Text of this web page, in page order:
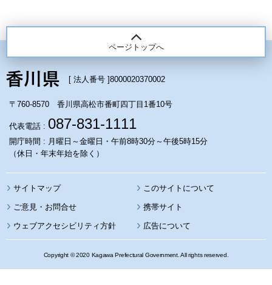
ページトップへ
[ 法人番号 ]8000020370002
〒760-8570 香川県高松市番町四丁目1番10号
代表電話 : 087-831-1111
開庁時間 : 月曜日～金曜日・午前8時30分～午後5時15分
（休日・年末年始を除く）
サイトマップ このサイトについて
携帯サイト
ウェブアクセシビリティ方針 広告について
Copyright © 2020 Kagawa Prefectural Government. All rights reserved.